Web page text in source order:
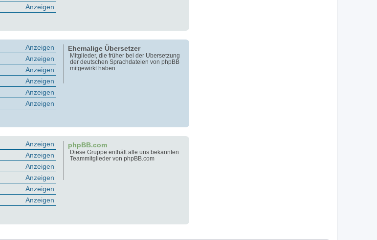
Anzeigen
Ehemalige Übersetzer
Mitglieder, die früher bei der Übersetzung
der deutschen Sprachdateien von phpBB
mitgewirkt haben.
Anzeigen
Anzeigen
Anzeigen
Anzeigen
Anzeigen
Anzeigen
phpBB.com
Diese Gruppe enthält alle uns bekannten
Teammitglieder von phpBB.com
Anzeigen
Anzeigen
Anzeigen
Anzeigen
Anzeigen
Anzeigen